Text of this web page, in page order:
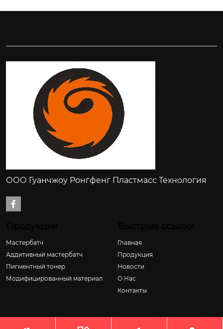
ООО Гуанчжоу Ронгфенг Пластмасс Технология

Мастербатч
Аддитивный мастербатч
Пигментный тонер
Модифицированный материал
Главная
Продукция
Новости
О Hас
Контакты